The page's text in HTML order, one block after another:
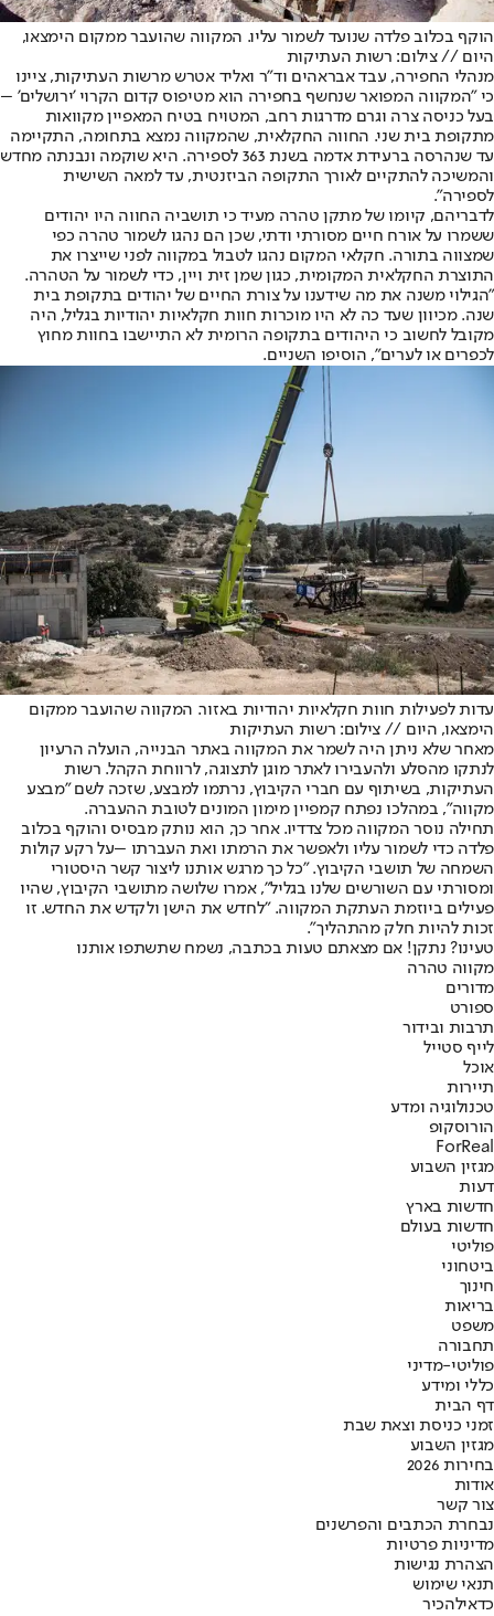
הוקף בכלוב פלדה שנועד לשמור עליו. המקווה שהועבר ממקום הימצאו,
היום // צילום: רשות העתיקות
מנהלי החפירה, עבד אבראהים וד"ר ואליד אטרש מרשות העתיקות, ציינו
כי "המקווה המפואר שנחשף בחפירה הוא מטיפוס קדום הקרוי 'ירושלים' –
בעל כניסה צרה וגרם מדרגות רחב, המטויח בטיח המאפיין מקוואות
מתקופת בית שני. החווה החקלאית, שהמקווה נמצא בתחומה, התקיימה
עד שנהרסה ברעידת אדמה בשנת 363 לספירה. היא שוקמה ונבנתה מחדש
והמשיכה להתקיים לאורך התקופה הביזנטית, עד למאה השישית
לספירה".
לדבריהם, קיומו של מתקן טהרה מעיד כי תושביה החווה היו יהודים
ששמרו על אורח חיים מסורתי ודתי, שכן הם נהגו לשמור טהרה כפי
שמצווה בתורה. חקלאי המקום נהגו לטבול במקווה לפני שייצרו את
התוצרת החקלאית המקומית, כגון שמן זית ויין, כדי לשמור על הטהרה.
"הגילוי משנה את מה שידענו על צורת החיים של יהודים בתקופת בית
שנה. מכיוון שעד כה לא היו מוכרות חוות חקלאיות יהודיות בגליל, היה
מקובל לחשוב כי היהודים בתקופה הרומית לא התיישבו בחוות מחוץ
לכפרים או לערים", הוסיפו השניים.
עדות לפעילות חוות חקלאיות יהודיות באזור. המקווה שהועבר ממקום
הימצאו, היום // צילום: רשות העתיקות
מאחר שלא ניתן היה לשמר את המקווה באתר הבנייה, הועלה הרעיון
לנתקו מהסלע ולהעבירו לאתר מוגן לתצוגה, לרווחת הקהל. רשות
העתיקות, בשיתוף עם חברי הקיבוץ, נרתמו למבצע, שזכה לשם "מבצע
מקווה", במהלכו נפתח קמפיין מימון המונים לטובת ההעברה.
תחילה נוסר המקווה מכל צדדיו. אחר כך, הוא נותק מבסיס והוקף בכלוב
פלדה כדי לשמור עליו ולאפשר את הרמתו ואת העברתו –על רקע קולות
השמחה של תושבי הקיבוץ. "כל כך מרגש אותנו ליצור קשר היסטורי
ומסורתי עם השורשים שלנו בגליל", אמרו שלושה מתושבי הקיבוץ, שהיו
פעילים ביוזמת העתקת המקווה. "לחדש את הישן ולקדש את החדש. זו
זכות להיות חלק מהתהליך".
טעינו? נתקן! אם מצאתם טעות בכתבה, נשמח שתשתפו אותנו
מקווה טהרה
מדורים
ספורט
תרבות ובידור
לייף סטייל
אוכל
תיירות
טכנולוגיה ומדע
הורוסקופ
ForReal
מגזין השבוע
דעות
חדשות בארץ
חדשות בעולם
פוליטי
ביטחוני
חינוך
בריאות
משפט
תחבורה
פוליטי-מדיני
כללי ומידע
דף הבית
זמני כניסת וצאת שבת
מגזין השבוע
בחירות 2026
אודות
צור קשר
נבחרת הכתבים והפרשנים
מדיניות פרטיות
הצהרת נגישות
תנאי שימוש
כדאילהכיר